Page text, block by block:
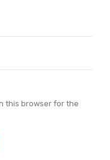
this browser for the